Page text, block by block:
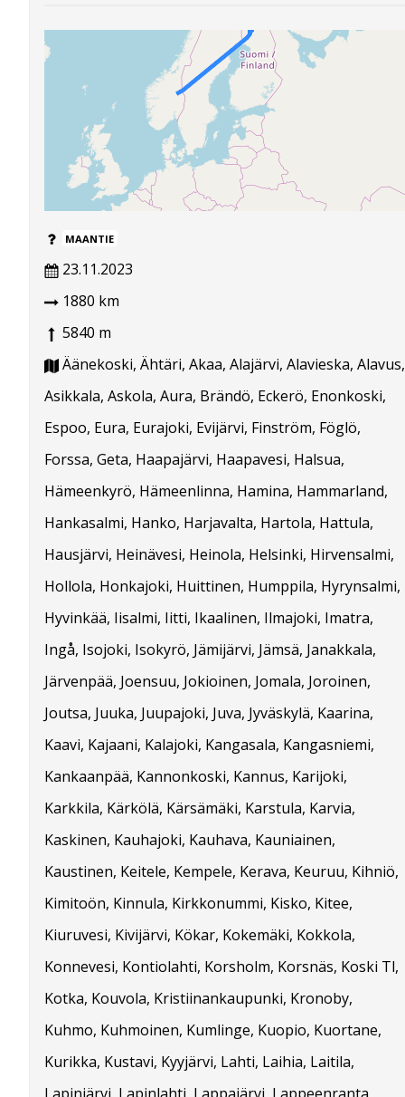
MAANTIE
23.11.2023
1880 km
5840 m
Äänekoski, Ähtäri, Akaa, Alajärvi, Alavieska, Alavus,
Asikkala, Askola, Aura, Brändö, Eckerö, Enonkoski,
Espoo, Eura, Eurajoki, Evijärvi, Finström, Föglö,
Forssa, Geta, Haapajärvi, Haapavesi, Halsua,
Hämeenkyrö, Hämeenlinna, Hamina, Hammarland,
Hankasalmi, Hanko, Harjavalta, Hartola, Hattula,
Hausjärvi, Heinävesi, Heinola, Helsinki, Hirvensalmi,
Hollola, Honkajoki, Huittinen, Humppila, Hyrynsalmi,
Hyvinkää, Iisalmi, Iitti, Ikaalinen, Ilmajoki, Imatra,
Ingå, Isojoki, Isokyrö, Jämijärvi, Jämsä, Janakkala,
Järvenpää, Joensuu, Jokioinen, Jomala, Joroinen,
Joutsa, Juuka, Juupajoki, Juva, Jyväskylä, Kaarina,
Kaavi, Kajaani, Kalajoki, Kangasala, Kangasniemi,
Kankaanpää, Kannonkoski, Kannus, Karijoki,
Karkkila, Kärkölä, Kärsämäki, Karstula, Karvia,
Kaskinen, Kauhajoki, Kauhava, Kauniainen,
Kaustinen, Keitele, Kempele, Kerava, Keuruu, Kihniö,
Kimitoön, Kinnula, Kirkkonummi, Kisko, Kitee,
Kiuruvesi, Kivijärvi, Kökar, Kokemäki, Kokkola,
Konnevesi, Kontiolahti, Korsholm, Korsnäs, Koski Tl,
Kotka, Kouvola, Kristiinankaupunki, Kronoby,
Kuhmo, Kuhmoinen, Kumlinge, Kuopio, Kuortane,
Kurikka, Kustavi, Kyyjärvi, Lahti, Laihia, Laitila,